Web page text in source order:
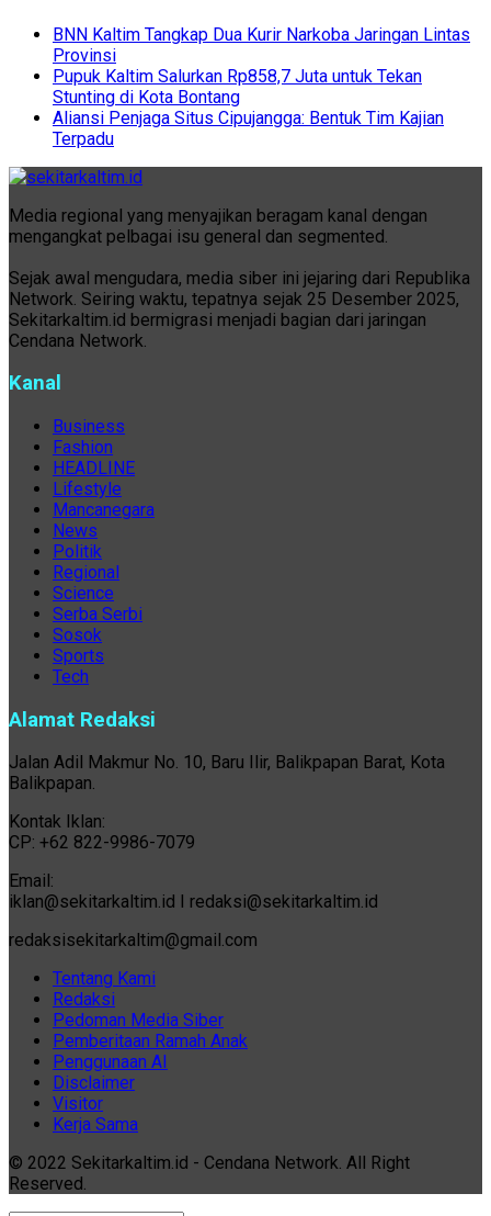
BNN Kaltim Tangkap Dua Kurir Narkoba Jaringan Lintas
Provinsi
Pupuk Kaltim Salurkan Rp858,7 Juta untuk Tekan
Stunting di Kota Bontang
Aliansi Penjaga Situs Cipujangga: Bentuk Tim Kajian
Terpadu
Media regional yang menyajikan beragam kanal dengan
mengangkat pelbagai isu general dan segmented.
Sejak awal mengudara, media siber ini jejaring dari Republika
Network. Seiring waktu, tepatnya sejak 25 Desember 2025,
Sekitarkaltim.id bermigrasi menjadi bagian dari jaringan
Cendana Network.
Kanal
Business
Fashion
HEADLINE
Lifestyle
Mancanegara
News
Politik
Regional
Science
Serba Serbi
Sosok
Sports
Tech
Alamat Redaksi
Jalan Adil Makmur No. 10, Baru Ilir, Balikpapan Barat, Kota
Balikpapan.
Kontak Iklan:
CP: +62 822-9986-7079
Email:
iklan@sekitarkaltim.id I redaksi@sekitarkaltim.id
redaksisekitarkaltim@gmail.com
Tentang Kami
Redaksi
Pedoman Media Siber
Pemberitaan Ramah Anak
Penggunaan AI
Disclaimer
Visitor
Kerja Sama
© 2022 Sekitarkaltim.id - Cendana Network. All Right
Reserved.